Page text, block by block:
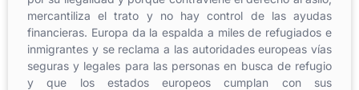
mercantiliza el trato y no hay control de las ayudas
financieras. Europa da la espalda a miles de refugiados e
inmigrantes y se reclama a las autoridades europeas vías
seguras y legales para las personas en busca de refugio
y que los estados europeos cumplan con sus